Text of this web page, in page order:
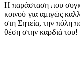
Η παράσταση που
κοινού για αμιγώς
στη Σητεία, την πόλη
θέση στην καρδιά του!